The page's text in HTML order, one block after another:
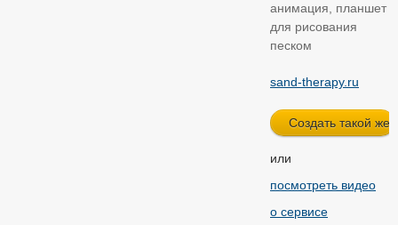
анимация, планшет
для рисования
песком
sand-therapy.ru
или
посмотреть видео
о сервисе